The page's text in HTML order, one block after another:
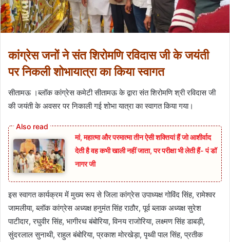
कांग्रेस जनों ने संत शिरोमणि रविदास जी के जयंती
पर निकली शोभायात्रा का किया स्वागत
सीतामऊ ।ब्लॉक कांग्रेस कमेटी सीतामऊ के द्वारा संत शिरोमणि श्री रविदास जी
की जयंती के अवसर पर निकाली गई शोभा यात्रा का स्वागत किया गया।
मां, महात्मा और परमात्मा तीन ऐसी शक्तियां हैं जो आशीर्वाद
देती है वह कभी खाली नहीं जाता, पर परीक्षा भी लेती हैं- पं डॉ
नागर जी
इस स्वागत कार्यक्रम में मुख्य रूप से जिला कांग्रेस उपाध्यक्ष गोविंद सिंह, रामेश्वर
जामलीया, ब्लॉक कांग्रेस अध्यक्ष हनुमंत सिंह राठौर, पूर्व ब्लाक अध्यक्ष सुरेश
पाटीदार, रघुवीर सिंह, भागीरथ बंबोरिया, विनय राजोरिया, लक्ष्मण सिंह डाबड़ी,
सुंदरलाल सुनाथी, राहुल बंबोरिया, प्रकाश मोरखेड़ा, पृथ्वी पाल सिंह, प्रतीक